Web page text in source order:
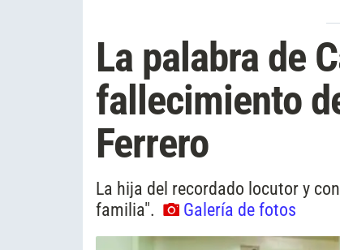
La palabra de
fallecimiento
Ferrero
La hija del recordado locutor y
familia".
Galería de fotos